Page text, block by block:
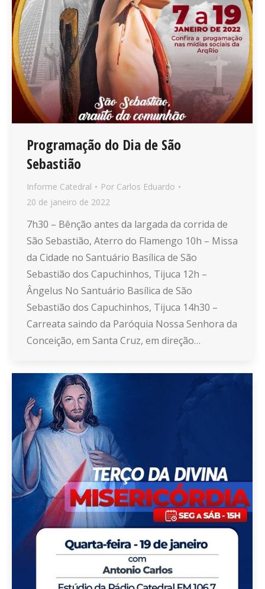
Programação do Dia de São
Sebastião
Informe Catedral Por Carlos Eduardo
20 de janeiro de 2022
7h30 – Bênção antes da largada da corrida de
São Sebastião, Aterro do Flamengo 10h – Missa
da Cidade no Santuário Basílica de São
Sebastião dos Capuchinhos, Tijuca 12h –
Ângelus No Santuário Basílica de São
Sebastião dos Capuchinhos, Tijuca 14h30 –
Carreata saindo da Paróquia Nossa Senhora da
Conceição, em Santa Cruz, em direção…